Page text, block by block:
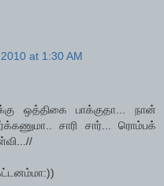
at 1:30 AM
ஒத்திகை பாக்குதா... நான்
சாரி சார்... ரொம்பக்